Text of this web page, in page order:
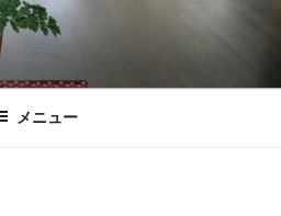
メニュー